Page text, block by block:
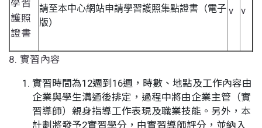
學習
護照
證書
請至本中心網站申請學習護照集點證書（電子
版）
v v
8. 實習內容
實習時間為12週到16週，時數、地點及工作內容由
企業與學生溝通後排定，過程中將由企業主管（實
習導師）親身指導工作表現及職業技能。另外，本
計劃將發予2實習學分，由實習導師評分，並納入